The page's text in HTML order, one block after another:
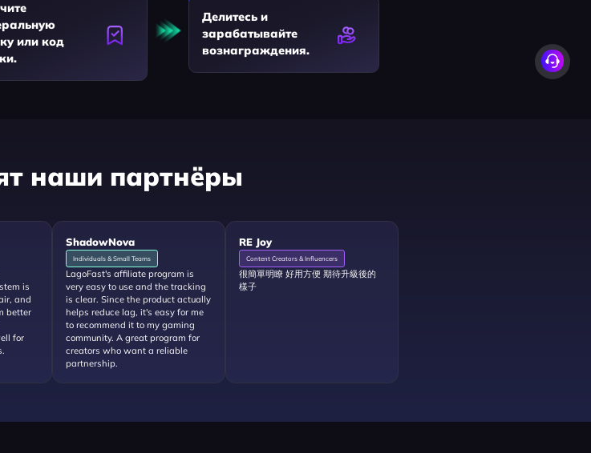
или код
Делитесь и
зарабатывайте
вознаграждения.
наши партнёры
is
and
better
for
ShadowNova
Individuals & Small Teams
LagoFast's affiliate program is
very easy to use and the tracking
is clear. Since the product actually
helps reduce lag, it's easy for me
to recommend it to my gaming
community. A great program for
creators who want a reliable
partnership.
RE Joy
Content Creators & Influencers
很簡單明瞭 好用方便 期待升級後的
樣子